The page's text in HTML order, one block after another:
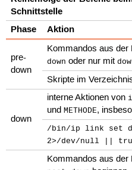
Schnittstelle
Phase
Aktion
pre-
down
Kommandos aus der
down oder nur mit
Skripte im
down
interne Aktionen von
undMETHODE,
/bin/ip link set
2>/dev/null ||
Kommandos aus der